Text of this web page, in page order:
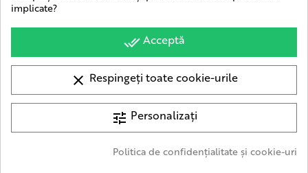
implicate?
done_all Acceptă
clear Respingeți toate cookie-urile
tune Personalizați
Politica de confidențialitate și cookie-uri